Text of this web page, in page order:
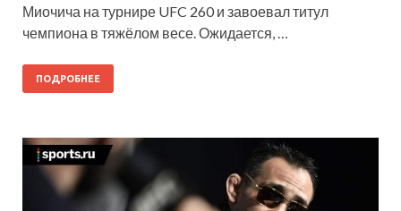
Миочича на турнире UFC 260 и завоевал титул
чемпиона в тяжёлом весе. Ожидается, …
ПОДРОБНЕЕ